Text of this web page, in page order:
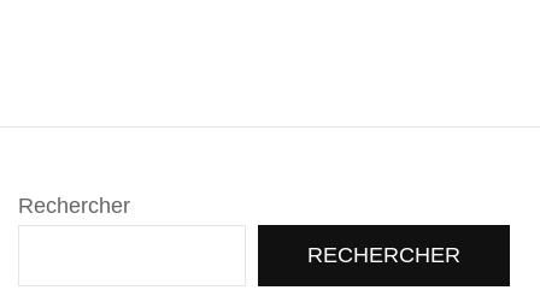
Rechercher
RECHERCHER